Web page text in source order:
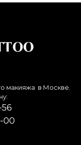
макияжа в Москве.
00